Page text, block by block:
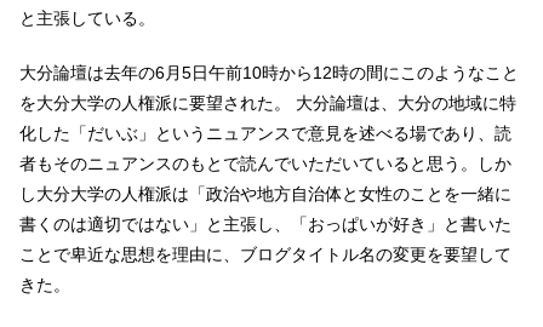
と主張している。
大分論壇は去年の6月5日午前10時から12時の間にこのようなこと
を大分大学の人権派に要望された。 大分論壇は、大分の地域に特
化した「だいぶ」というニュアンスで意見を述べる場であり、読
者もそのニュアンスのもとで読んでいただいていると思う。しか
し大分大学の人権派は「政治や地方自治体と女性のことを一緒に
書くのは適切ではない」と主張し、「おっぱいが好き」と書いた
ことで卑近な思想を理由に、ブログタイトル名の変更を要望して
きた。